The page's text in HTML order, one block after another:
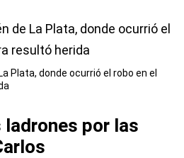
Plata, donde ocurrió el robo en el
ladrones por las